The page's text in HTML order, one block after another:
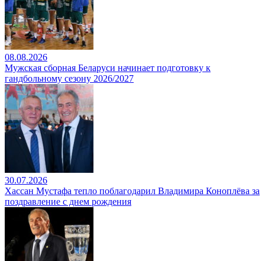
08.08.2026
Мужская сборная Беларуси начинает подготовку к
гандбольному сезону 2026/2027
30.07.2026
Хассан Мустафа тепло поблагодарил Владимира Коноплёва за
поздравление с днем рождения